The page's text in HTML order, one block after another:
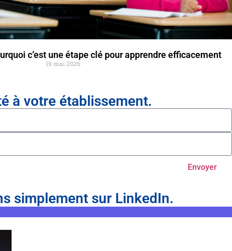
c’est une étape clé pour apprendre efficacement
19 mai 2026
à votre établissement.
Envoyer
simplement sur LinkedIn.